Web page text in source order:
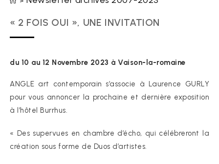
« 2 FOIS OUI », UNE INVITATION
du 10 au 12 Novembre 2023 à Vaison-la-romaine
ANGLE art contemporain s’associe à Laurence GURLY
pour vous annoncer la prochaine et dernière exposition
à l’hôtel Burrhus.
« Des supervues en chambre d’écho, qui célébreront la
création sous forme de Duos d’artistes.